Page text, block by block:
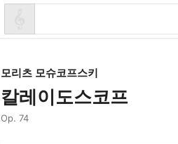
모리츠 모슈코프스키
칼레이도스코프
Op. 74